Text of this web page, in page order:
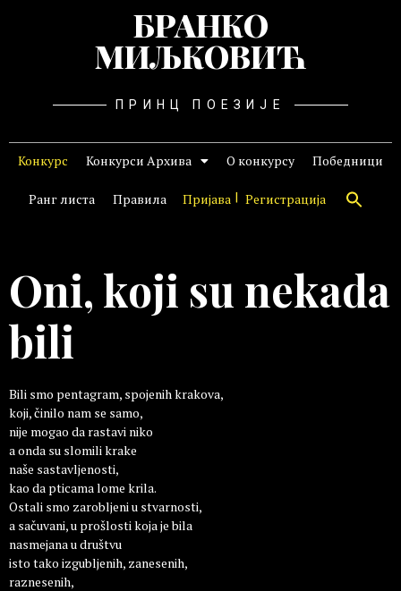
БРАНКО
МИЉКОВИЋ
ПРИНЦ ПОЕЗИЈЕ
Конкурс Конкурси Архива О конкурсу Победници
Ранг листа Правила Пријава Регистрација
Oni, koji su nekada
bili
Bili smo pentagram, spojenih krakova,
koji, činilo nam se samo,
nije mogao da rastavi niko
a onda su slomili krake
naše sastavljenosti,
kao da pticama lome krila.
Ostali smo zarobljeni u stvarnosti,
a sačuvani, u prošlosti koja je bila
nasmejana u društvu
isto tako izgubljenih, zanesenih,
raznesenih,